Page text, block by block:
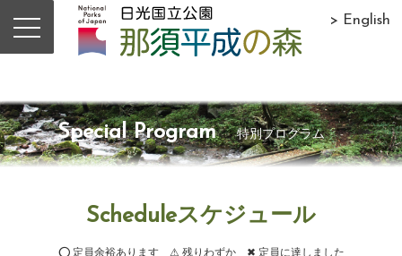
> English
Special Program 特別プログラム
Scheduleスケジュール
⭕ 定員余裕あります ⚠ 残りわずか ✖ 定員に達しました